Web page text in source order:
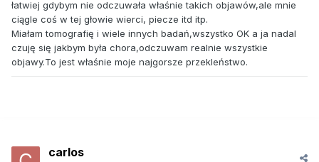
łatwiej gdybym nie odczuwała właśnie takich objawów,ale mnie
ciągle coś w tej głowie wierci, piecze itd itp.
Miałam tomografię i wiele innych badań,wszystko OK a ja nadal
czuję się jakbym była chora,odczuwam realnie wszystkie
objawy.To jest właśnie moje najgorsze przekleństwo.
carlos